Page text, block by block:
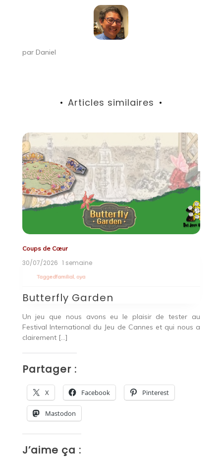
par Daniel
Articles similaires
Coups de Cœur
30/07/2026 1 semaine
Taggedfamilial,oya
Butterfly Garden
Un jeu que nous avons eu le plaisir de tester au
Festival International du Jeu de Cannes et qui nous a
clairement […]
Partager :
X Facebook Pinterest
Mastodon
J’aime ça :